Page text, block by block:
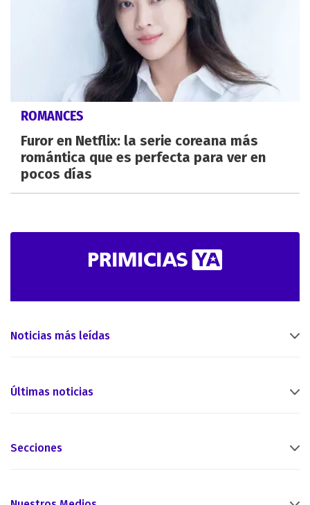
ROMANCES
Furor en Netflix: la serie coreana más
romántica que es perfecta para ver en
pocos días
Noticias más leídas
Últimas noticias
Secciones